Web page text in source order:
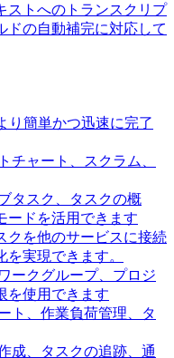
ストへのトランスクリプ
ドの自動補完に対応して
り簡単かつ迅速に完了
チャート、スクラム、
タスク、タスクの概
ードを活用できます
クを他のサービスに接続
実現できます。
ークグループ、プロジ
を使用できます
ト、作業負荷管理、タ
成、タスクの追跡、通